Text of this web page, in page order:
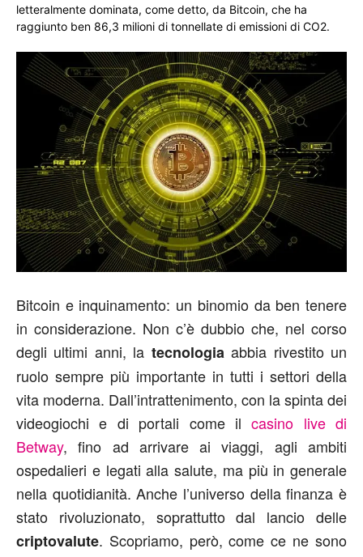
letteralmente dominata, come detto, da Bitcoin, che ha
raggiunto ben 86,3 milioni di tonnellate di emissioni di CO2.
Bitcoin e inquinamento: un binomio da ben tenere
in considerazione. Non c’è dubbio che, nel corso
degli ultimi anni, la tecnologia abbia rivestito un
ruolo sempre più importante in tutti i settori della
vita moderna. Dall’intrattenimento, con la spinta dei
videogiochi e di portali come ilcasino live di
Betway, fino ad arrivare ai viaggi, agli ambiti
ospedalieri e legati alla salute, ma più in generale
nella quotidianità. Anche l’universo della finanza è
stato rivoluzionato, soprattutto dal lancio delle
criptovalute. Scopriamo, però, come ce ne sono